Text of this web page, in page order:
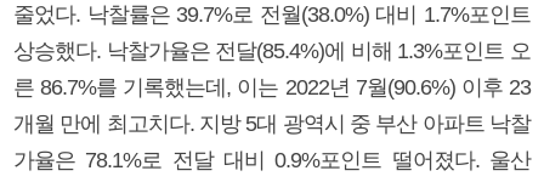
줄었다. 낙찰률은 39.7%로 전월(38.0%) 대비 1.7%포인트
상승했다. 낙찰가율은 전달(85.4%)에 비해 1.3%포인트 오
른 86.7%를 기록했는데, 이는 2022년 7월(90.6%) 이후 23
개월 만에 최고치다. 지방 5대 광역시 중 부산 아파트 낙찰
가율은 78.1%로 전달 대비 0.9%포인트 떨어졌다. 울산